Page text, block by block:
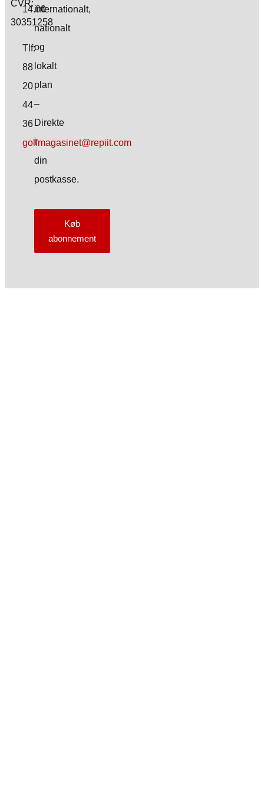
CVR:
30351258
14.00
Tlf:
88
20
44
36
golfmagasinet@repiit.com
internationalt,
nationalt
og
lokalt
plan
–
Direkte
i
din
postkasse.
Køb
abonnement